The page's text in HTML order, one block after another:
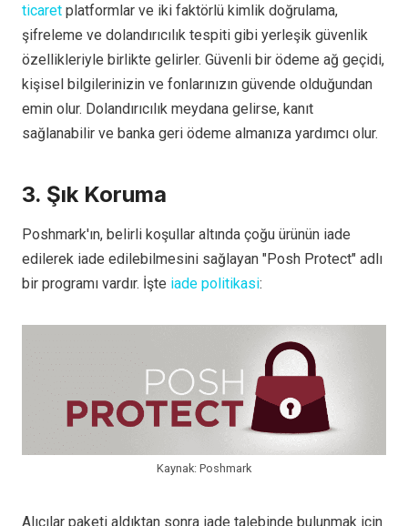
ticaret platformlar ve iki faktörlü kimlik doğrulama,
şifreleme ve dolandırıcılık tespiti gibi yerleşik güvenlik
özellikleriyle birlikte gelirler. Güvenli bir ödeme ağ geçidi,
kişisel bilgilerinizin ve fonlarınızın güvende olduğundan
emin olur. Dolandırıcılık meydana gelirse, kanıt
sağlanabilir ve banka geri ödeme almanıza yardımcı olur.
3. Şık Koruma
Poshmark'ın, belirli koşullar altında çoğu ürünün iade
edilerek iade edilebilmesini sağlayan "Posh Protect" adlı
bir programı vardır. İşte iade politikasi:
Kaynak: Poshmark
Alıcılar paketi aldıktan sonra iade talebinde bulunmak için